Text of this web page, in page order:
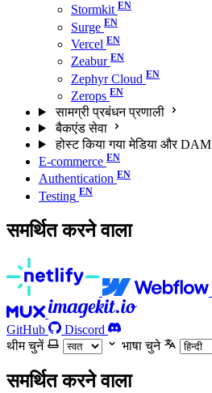
Stormkit
Surge
Vercel
Zeabur
Zephyr Cloud
Zerops
सामग्री प्रबंधन प्रणाली
बैकएंड सेवा
होस्ट किया गया मेडिया और DAM
E-commerce
Authentication
Testing
समर्थित करने वाला
GitHub
Discord
थीम चुनें
भाषा चुने
समर्थित करने वाला